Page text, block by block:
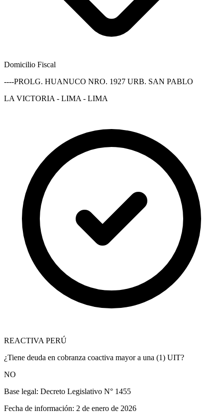
Domicilio Fiscal
----PROLG. HUANUCO NRO. 1927 URB. SAN PABLO
LA VICTORIA - LIMA - LIMA
REACTIVA PERÚ
¿Tiene deuda en cobranza coactiva mayor a una (1) UIT?
NO
Base legal: Decreto Legislativo N° 1455
Fecha de información: 2 de enero de 2026